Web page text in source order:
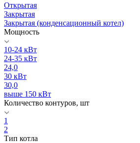
Открытая
Закрытая
Закрытая (конденсационный котел)
Мощность
10-24 кВт
24-35 кВт
24,0
30 кВт
30,0
выше 150 кВт
Количество контуров, шт
1
2
Тип котла